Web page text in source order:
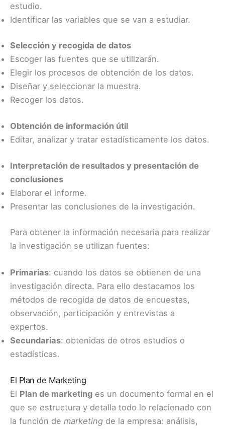
estudio.
Identificar las variables que se van a estudiar.
Selección y recogida de datos
Escoger las fuentes que se utilizarán.
Elegir los procesos de obtención de los datos.
Diseñar y seleccionar la muestra.
Recoger los datos.
Obtención de información útil
Editar, analizar y tratar estadísticamente los datos.
Interpretación de resultados y presentación de
conclusiones
Elaborar el informe.
Presentar las conclusiones de la investigación.
Para obtener la información necesaria para realizar
la investigación se utilizan fuentes:
Primarias: cuando los datos se obtienen de una
investigación directa. Para ello destacamos los
métodos de recogida de datos de encuestas,
observación, participación y entrevistas a
expertos.
Secundarias: obtenidas de otros estudios o
estadísticas.
El Plan de Marketing
El Plan de marketing es un documento formal en el
que se estructura y detalla todo lo relacionado con
la función de marketing de la empresa: análisis,